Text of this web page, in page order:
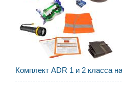
Комплект ADR 1 и 2 класса